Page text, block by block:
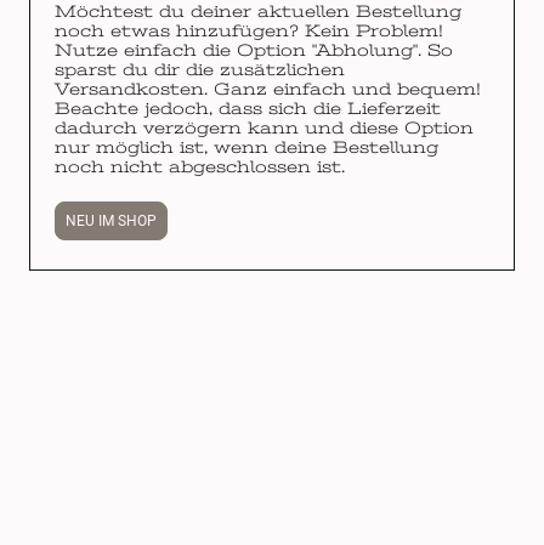
Möchtest du deiner aktuellen Bestellung
noch etwas hinzufügen? Kein Problem!
Nutze einfach die Option "Abholung". So
sparst du dir die zusätzlichen
Versandkosten. Ganz einfach und bequem!
Beachte jedoch, dass sich die Lieferzeit
dadurch verzögern kann und diese Option
nur möglich ist, wenn deine Bestellung
noch nicht abgeschlossen ist.
NEU IM SHOP